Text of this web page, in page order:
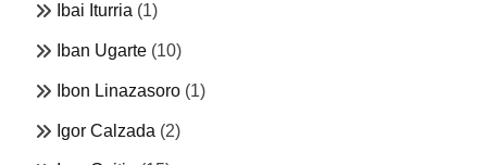
Ibai Iturria (1)
Iban Ugarte (10)
Ibon Linazasoro (1)
Igor Calzada (2)